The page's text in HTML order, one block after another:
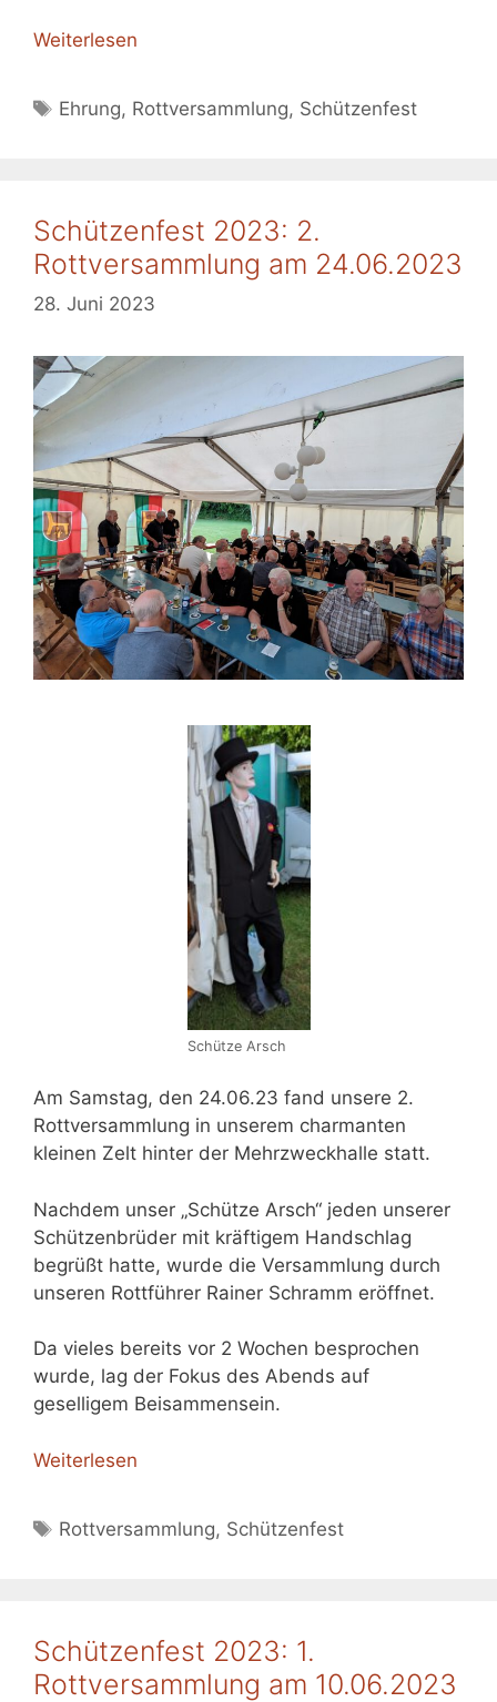
Weiterlesen
Schlagwörter
Ehrung, Rottversammlung, Schützenfest
Schützenfest 2023: 2.
Rottversammlung am 24.06.2023
28. Juni 2023
Schütze Arsch
Am Samstag, den 24.06.23 fand unsere 2.
Rottversammlung in unserem charmanten
kleinen Zelt hinter der Mehrzweckhalle statt.
Nachdem unser „Schütze Arsch“ jeden unserer
Schützenbrüder mit kräftigem Handschlag
begrüßt hatte, wurde die Versammlung durch
unseren Rottführer Rainer Schramm eröffnet.
Da vieles bereits vor 2 Wochen besprochen
wurde, lag der Fokus des Abends auf
geselligem Beisammensein.
Weiterlesen
Schlagwörter
Rottversammlung, Schützenfest
Schützenfest 2023: 1.
Rottversammlung am 10.06.2023